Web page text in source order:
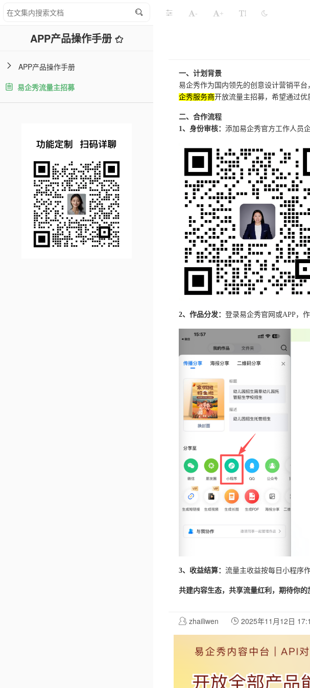
APP产品操作手册
APP产品操作手册
易企秀流量主招募
- +
一、计划背景
易企秀作为国内领先的创意设计营销平
企秀服务商开放流量主招募，希望通过优
二、合作流程
1、身份审核： 添加易企秀官方工作人员
2、作品分发： 登录易企秀官网或APP，
3、收益结算： 流量主收益按每日小程序
共建内容生态，共享流量红利，期待你的
zhailiwen 2025年11月12日